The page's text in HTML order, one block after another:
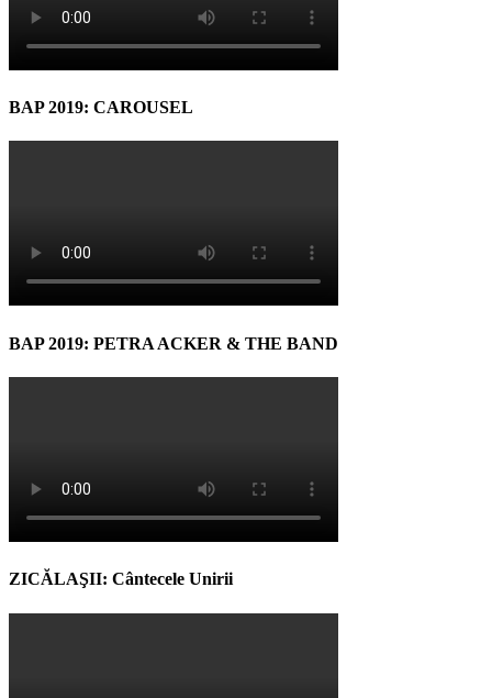
BAP 2019: CAROUSEL
BAP 2019: PETRA ACKER & THE BAND
ZICĂLAŞII: Cântecele Unirii